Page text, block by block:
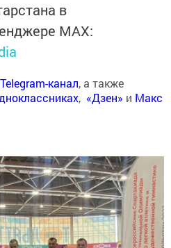
в
MАХ:
Telegram-канал, а также
, «Дзен» и Макс